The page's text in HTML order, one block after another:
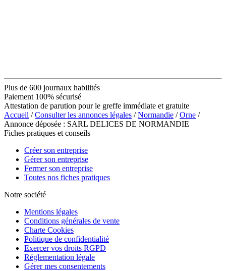
Plus de 600 journaux habilités
Paiement 100% sécurisé
Attestation de parution pour le greffe immédiate et gratuite
Accueil /Consulter les annonces légales /Normandie /Orne /
Annonce déposée : SARL DELICES DE NORMANDIE
Fiches pratiques et conseils
Créer son entreprise
Gérer son entreprise
Fermer son entreprise
Toutes nos fiches pratiques
Notre société
Mentions légales
Conditions générales de vente
Charte Cookies
Politique de confidentialité
Exercer vos droits RGPD
Réglementation légale
Gérer mes consentements